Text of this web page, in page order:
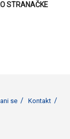
STRANAČKE
se
Kontakt